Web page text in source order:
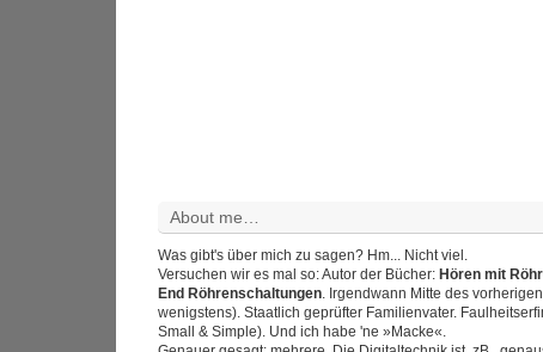
About me…
Was gibt's über mich zu sagen? Hm... Nicht viel.
Versuchen wir es mal so: Autor der Bücher: Hören mit
End Röhrenschaltungen. Irgendwann Mitte des
wenigstens). Staatlich geprüfter Familienvater.
Small & Simple). Und ich habe 'ne »Macke«.